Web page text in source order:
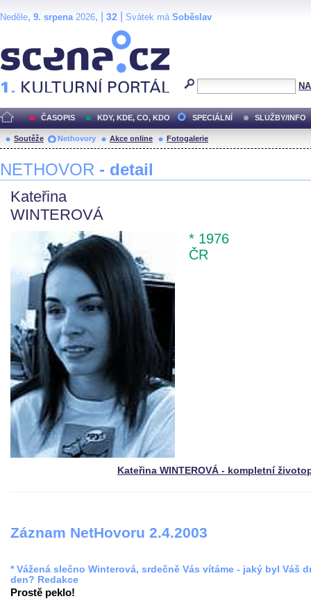
Neděle, 9. srpena2026, | 32 Svátek má Soběslav
ČASOPIS KDY, KDE, CO, KDO SPECIÁLNÍ SLUŽBY/INFO
Soutěže Nethovory Akce online Fotogalerie
NETHOVOR - detail
Kateřina
WINTEROVÁ
* 1976
ČR
Kateřina WINTEROVÁ - kompletní
Záznam NetHovoru 2.4.2003
* Vážená slečno Winterová, srdečně Vás vítáme - jaký byl Váš
den? Redakce
Prostě peklo!